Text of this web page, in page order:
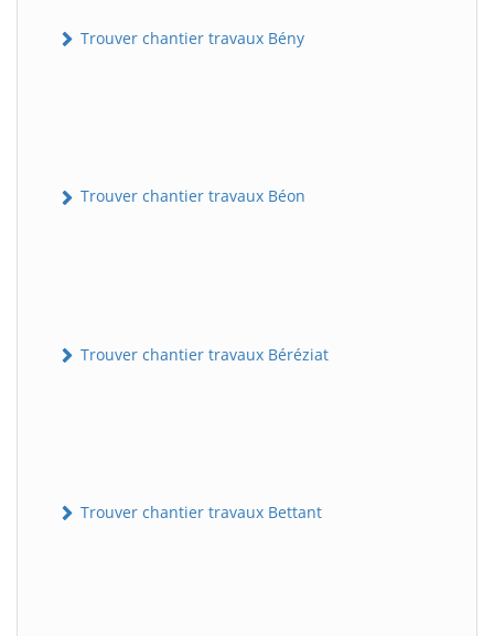
Trouver chantier travaux Bény
Trouver chantier travaux Béon
Trouver chantier travaux Béréziat
Trouver chantier travaux Bettant